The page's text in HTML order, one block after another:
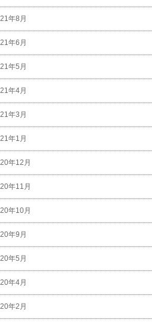
年8月
年6月
年5月
年4月
年3月
年1月
年12月
年11月
年10月
年9月
年5月
年4月
年2月